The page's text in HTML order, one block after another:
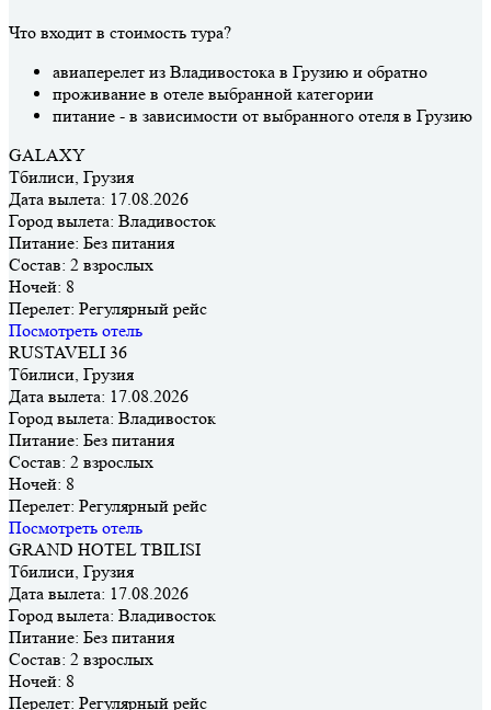
Что входит в стоимость тура?
авиаперелет из Владивостока в Грузию и обратно
проживание в отеле выбранной категории
питание - в зависимости от выбранного отеля в Грузию
GALAXY
Тбилиси, Грузия
Дата вылета: 17.08.2026
Город вылета: Владивосток
Питание: Без питания
Состав: 2 взрослых
Ночей: 8
Перелет: Регулярный рейс
Посмотреть отель
RUSTAVELI 36
Тбилиси, Грузия
Дата вылета: 17.08.2026
Город вылета: Владивосток
Питание: Без питания
Состав: 2 взрослых
Ночей: 8
Перелет: Регулярный рейс
Посмотреть отель
GRAND HOTEL TBILISI
Тбилиси, Грузия
Дата вылета: 17.08.2026
Город вылета: Владивосток
Питание: Без питания
Состав: 2 взрослых
Ночей: 8
Перелет: Регулярный рейс